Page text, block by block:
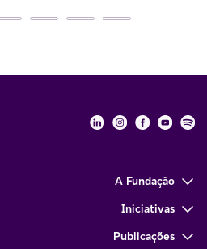
Fundação
Fundação
A Fundação
Iniciativas
Publicações